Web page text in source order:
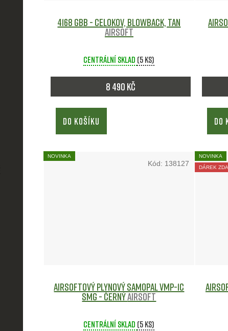
d
t
4168 GBB - celokov, blowback, TAN
Airsoft
Centrální sklad (5 ks)
8 490 Kč
DO KOŠÍKU DO
NOVINKA
Airsoftový plynový samopal VMP-1C
SMG - černýAirsoft
Centrální sklad (5 ks)
Kód: 138127
NOVINKA
DÁREK